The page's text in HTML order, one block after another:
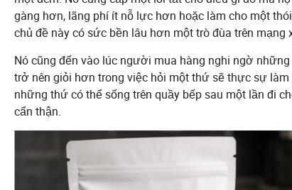
gàng hơn, lãng phí ít nỗ lực hơn hoặc làm cho một
chủ đề này có sức bền lâu hơn một trò đùa trên mạng
Nó cũng đến vào lúc người mua hàng nghi ngờ
trở nên giỏi hơn trong việc hỏi một thứ sẽ thực sự
những thứ có thể sống trên quầy bếp sau một lần đi
cẩn thận.